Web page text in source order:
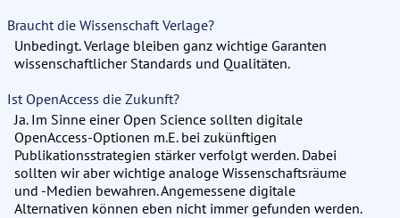
Braucht die Wissenschaft Verlage?
Unbedingt. Verlage bleiben ganz wichtige Garanten
wissenschaftlicher Standards und Qualitäten.
Ist OpenAccess die Zukunft?
Ja. Im Sinne einer Open Science sollten digitale
OpenAccess-Optionen m.E. bei zukünftigen
Publikationsstrategien stärker verfolgt werden. Dabei
sollten wir aber wichtige analoge Wissenschaftsräume
und -Medien bewahren. Angemessene digitale
Alternativen können eben nicht immer gefunden werden.